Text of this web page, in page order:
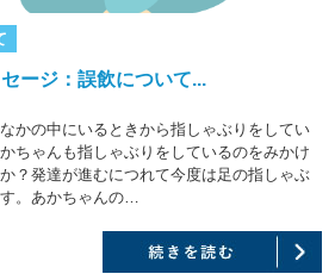
ージ：誤飲について...
かの中にいるときから指しゃぶりをしてい
ちゃんも指しゃぶりをしているのをみかけ
？発達が進むにつれて今度は足の指しゃぶ
。あかちゃんの…